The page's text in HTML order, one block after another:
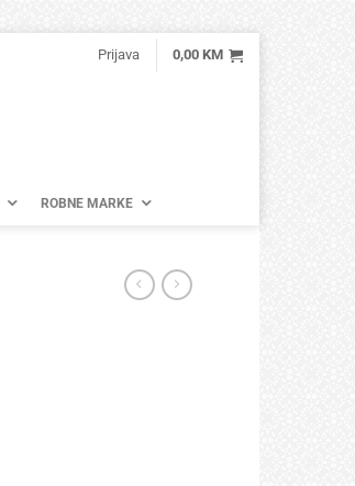
Prijava 0,00 KM
ROBNE MARKE